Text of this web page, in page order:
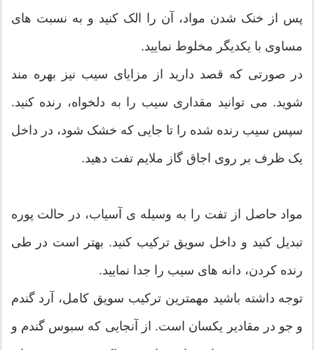
پس از خنک شدن مواد، آن را الک کنید و به نسبت های
مساوی با یکدیگر مخلوط نمایید.
در صورتی که قصد دارید از مزایای سیب نیز بهره مند
شوید. می توانید مقداری سیب را به دلخواه، رنده کنید.
سپس سیب رنده شده را تا جایی که خشک شود، در داخل
یک ظرف بر روی اجاق گاز ملایم تفت دهید.
مواد حاصل از تفت را به وسیله ی آسیاب، در حالت پوره
تبدیل کنید و داخل سویق ترکیب کنید. بهتر است در طی
رنده کردن، دانه های سیب را جدا نمایید.
توجه داشته باشید مهمترین ترکیب سویق کامل، آرد گندم
و جو در مقادیر یکسان است. از آنجایی که سبوس گندم و